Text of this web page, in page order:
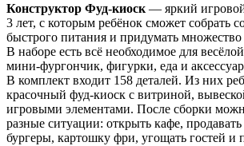
Конструктор Фуд-киоск — яркий
3 лет, с которым ребёнок сможет собрать
быстрого питания и придумать
В наборе есть всё необходимое для
мини-фургончик, фигурки, еда и
В комплект входит 158 деталей. Из них
красочный фуд-киоск с витриной,
игровыми элементами. После сборки
разные ситуации: открыть кафе,
бургеры, картошку фри, угощать гостей и